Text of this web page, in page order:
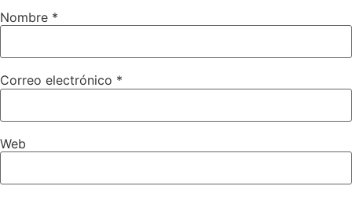
Nombre *
Correo electrónico *
Web